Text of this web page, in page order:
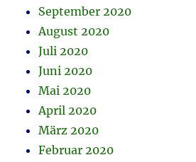
September 2020
August 2020
Juli 2020
Juni 2020
Mai 2020
April 2020
März 2020
Februar 2020